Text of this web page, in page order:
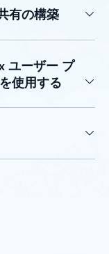
有の構築
ユーザー プ
使用する